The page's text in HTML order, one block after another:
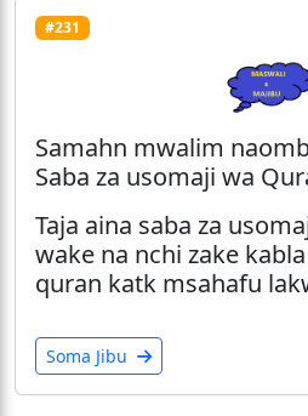
#231
Samahn mwalim
Saba za usomaji wa
Taja aina saba za
wake na nchi zake
quran katk msahafu
Soma Jibu